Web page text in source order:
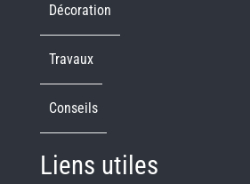
Décoration
Travaux
Conseils
Liens utiles